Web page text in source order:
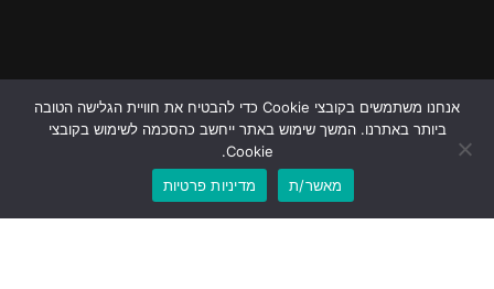
אנחנו בגוגל
אנחנו משתמשים בקובצי Cookie כדי להבטיח את חוויית הגלישה הטובה
ביותר באתרנו. המשך שימוש באתר ייחשב כהסכמה לשימוש בקובצי
Cookie.
מאשר/ת
מדיניות פרטיות לוואטסאפ לשיחת טלפון